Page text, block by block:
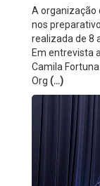
A organização
nos
realizada de 8
Em entrevista
Camila
Org (...)